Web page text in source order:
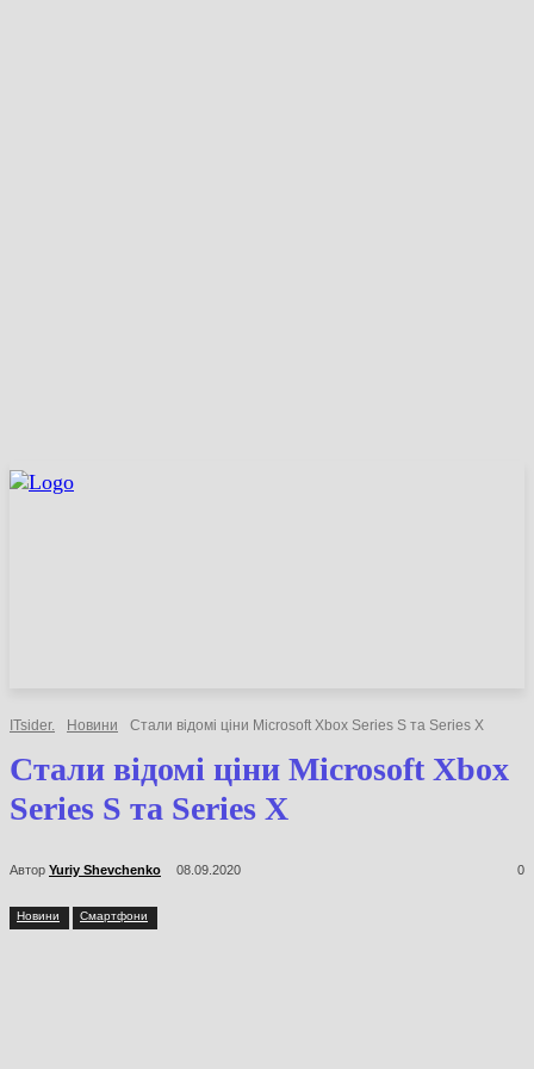
ITsider. Новини Стали відомі ціни Microsoft Xbox Series S та Series X
Стали відомі ціни Microsoft Xbox
Series S та Series X
Автор Yuriy Shevchenko 08.09.2020 0
Новини Смартфони